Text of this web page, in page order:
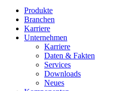
Produkte
Branchen
Karriere
Unternehmen
Karriere
Daten & Fakten
Services
Downloads
Neues